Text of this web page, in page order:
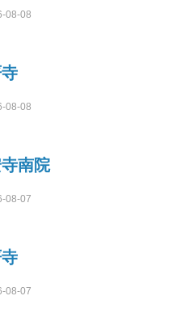
08-08
08-08
南院
08-07
08-07